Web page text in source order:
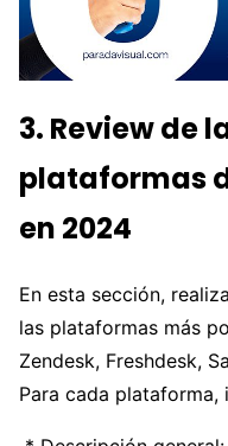
3. Review de
plataformas
en 2024
En esta sección,
las plataformas más
Zendesk, Freshdesk,
Para cada plataforma,